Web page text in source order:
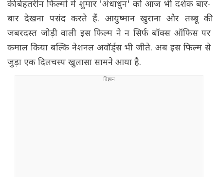
की बेहतरीन फिल्मों में शुमार 'अंधाधुन' को आज भी दर्शक बार-
बार देखना पसंद करते हैं. आयुष्मान खुराना और तब्बू की
जबरदस्त जोड़ी वाली इस फिल्म ने न सिर्फ बॉक्स ऑफिस पर
कमाल किया बल्कि नेशनल अवॉर्ड्स भी जीते. अब इस फिल्म से
जुड़ा एक दिलचस्प खुलासा सामने आया है.